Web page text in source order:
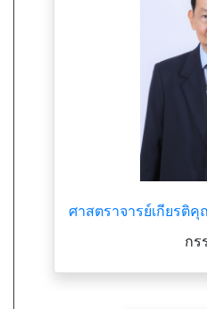
ศาสตราจารย์เกียรติ
กร